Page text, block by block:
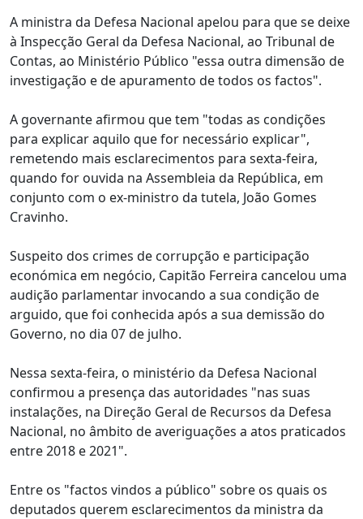
A ministra da Defesa Nacional apelou para que se deixe
à Inspecção Geral da Defesa Nacional, ao Tribunal de
Contas, ao Ministério Público "essa outra dimensão de
investigação e de apuramento de todos os factos".
A governante afirmou que tem "todas as condições
para explicar aquilo que for necessário explicar",
remetendo mais esclarecimentos para sexta-feira,
quando for ouvida na Assembleia da República, em
conjunto com o ex-ministro da tutela, João Gomes
Cravinho.
Suspeito dos crimes de corrupção e participação
económica em negócio, Capitão Ferreira cancelou uma
audição parlamentar invocando a sua condição de
arguido, que foi conhecida após a sua demissão do
Governo, no dia 07 de julho.
Nessa sexta-feira, o ministério da Defesa Nacional
confirmou a presença das autoridades "nas suas
instalações, na Direção Geral de Recursos da Defesa
Nacional, no âmbito de averiguações a atos praticados
entre 2018 e 2021".
Entre os "factos vindos a público" sobre os quais os
deputados querem esclarecimentos da ministra da